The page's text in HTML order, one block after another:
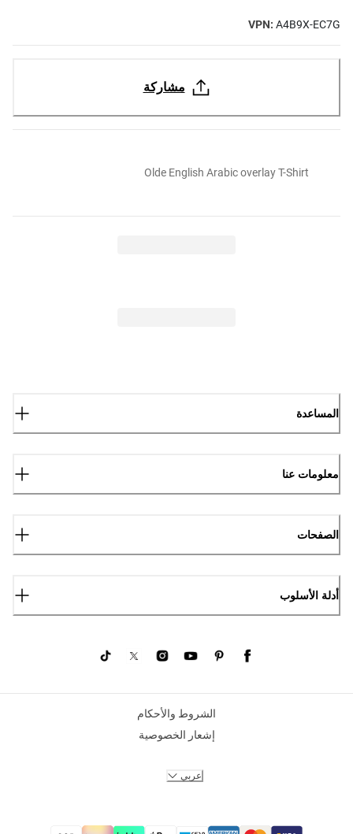
VPN: A4B9X-EC7G
مشاركة
Olde English Arabic overlay T-Shirt
المساعدة
معلومات عنا
الصفحات
أدلة الأسلوب
الشروط والأحكام
إشعار الخصوصية
عربي